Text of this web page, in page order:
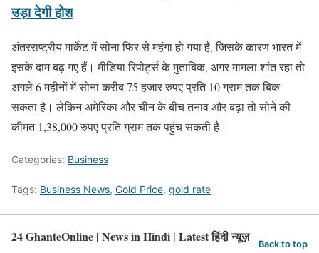
उड़ा देगी होश
अंतरराष्ट्रीय मार्केट में सोना फिर से महंगा हो गया है, जिसके कारण भारत में
इसके दाम बढ़ गए हैं। मीडिया रिपोर्ट्स के मुताबिक, अगर मामला शांत रहा तो
अगले 6 महीनों में सोना करीब 75 हजार रुपए प्रति 10 ग्राम तक बिक
सकता है। लेकिन अमेरिका और चीन के बीच तनाव और बढ़ा तो सोने की
कीमत 1,38,000 रुपए प्रति ग्राम तक पहुंच सकती है।
Categories: Business
Tags: Business News, Gold Price, gold rate
24 GhanteOnline | News in Hindi | Latest हिंदी न्यूज़ Back to top